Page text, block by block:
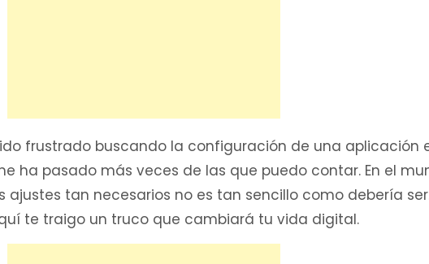
frustrado buscando la configuración de una aplicación
ha pasado más veces de las que puedo contar. En el
ajustes tan necesarios no es tan sencillo como debería
te traigo un truco que cambiará tu vida digital.